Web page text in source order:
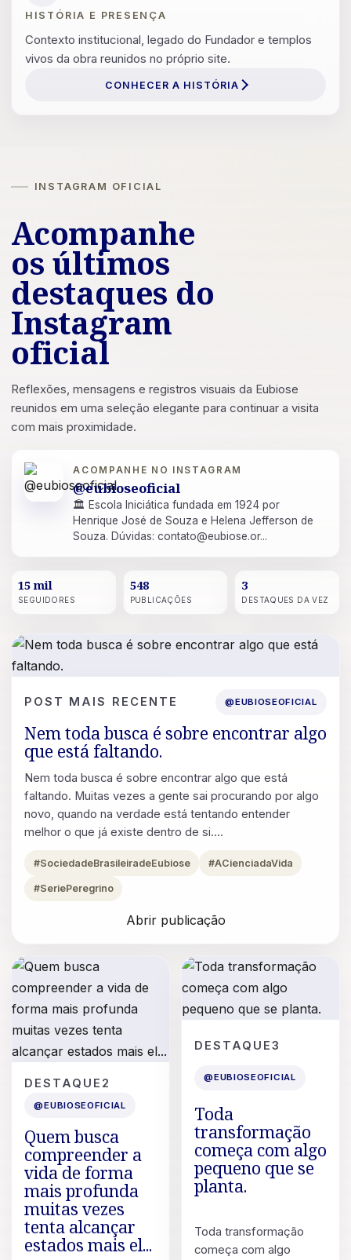
HISTÓRIA E PRESENÇA
Contexto institucional, legado do Fundador e templos
vivos da obra reunidos no próprio site.
CONHECER A HISTÓRIA
INSTAGRAM OFICIAL
Acompanhe
os últimos
destaques do
Instagram
oficial
Reflexões, mensagens e registros visuais da Eubiose
reunidos em uma seleção elegante para continuar a visita
com mais proximidade.
ACOMPANHE NO INSTAGRAM
@eubioseoficial
🏛 Escola Iniciática fundada em 1924 por
Henrique José de Souza e Helena Jefferson de
Souza. Dúvidas: contato@eubiose.or...
15 mil
SEGUIDORES
548
PUBLICAÇÕES
3
DESTAQUES DA VEZ
POST MAIS RECENTE @EUBIOSEOFICIAL
Nem toda busca é sobre encontrar algo
que está faltando.
Nem toda busca é sobre encontrar algo que está
faltando. Muitas vezes a gente sai procurando por algo
novo, quando na verdade está tentando entender
melhor o que já existe dentro de si....
#SociedadeBrasileiradeEubiose #ACienciadaVida
#SeriePeregrino
Abrir publicação
13 DE JUL. DE 2026
DESTAQUE2
@EUBIOSEOFICIAL
Quem busca
compreender a
vida de forma
mais profunda
muitas vezes
tenta alcançar
estados mais el...
DESTAQUE3
@EUBIOSEOFICIAL
Toda
transformação
começa com algo
pequeno que se
planta.
Toda transformação
começa com algo